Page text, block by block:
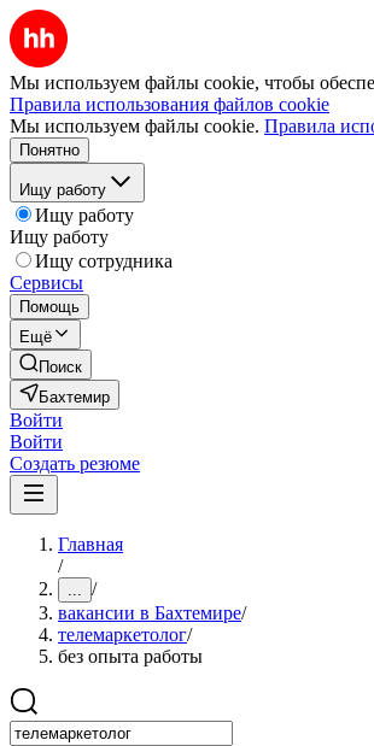
Мы используем файлы cookie, чтобы
Правила использования файлов cookie
Мы используем файлы cookie. Правила
Понятно
Ищу работу
Ищу работу
Ищу работу
Ищу сотрудника
Сервисы
Помощь
Ещё
Поиск
Бахтемир
Войти
Войти
Создать резюме
Главная
/
... /
вакансии в Бахтемире/
телемаркетолог/
без опыта работы